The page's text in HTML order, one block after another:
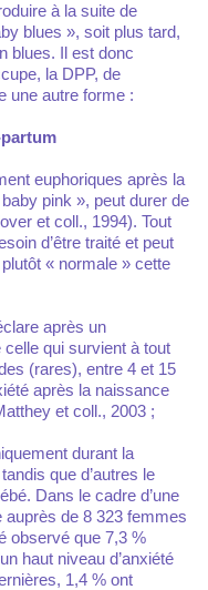
à la suite de
blues », soit plus tard,
blues. Il est donc
la DPP, de
une autre forme :
euphoriques après la
pink », peut durer de
et coll., 1994). Tout
d’être traité et peut
« normale » cette
après un
celle qui survient à tout
(rares), entre 4 et 15
après la naissance
et coll., 2003 ;
durant la
que d’autres le
Dans le cadre d’une
auprès de 8 323 femmes
observé que 7,3 %
haut niveau d’anxiété
1,4 % ont